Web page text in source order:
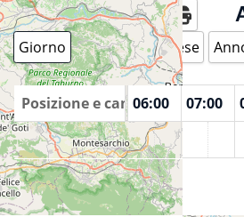
Oggi
Giorno Settimana Mese
Posizione e camere
04:00 05:00 06:00 07:00
IrLuG